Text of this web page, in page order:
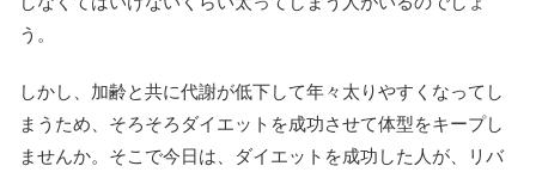
う。
しかし、加齢と共に代謝が低下して年々太りやすくなってし
まうため、そろそろダイエットを成功させて体型をキープし
ませんか。そこで今日は、ダイエットを成功した人が、リバ